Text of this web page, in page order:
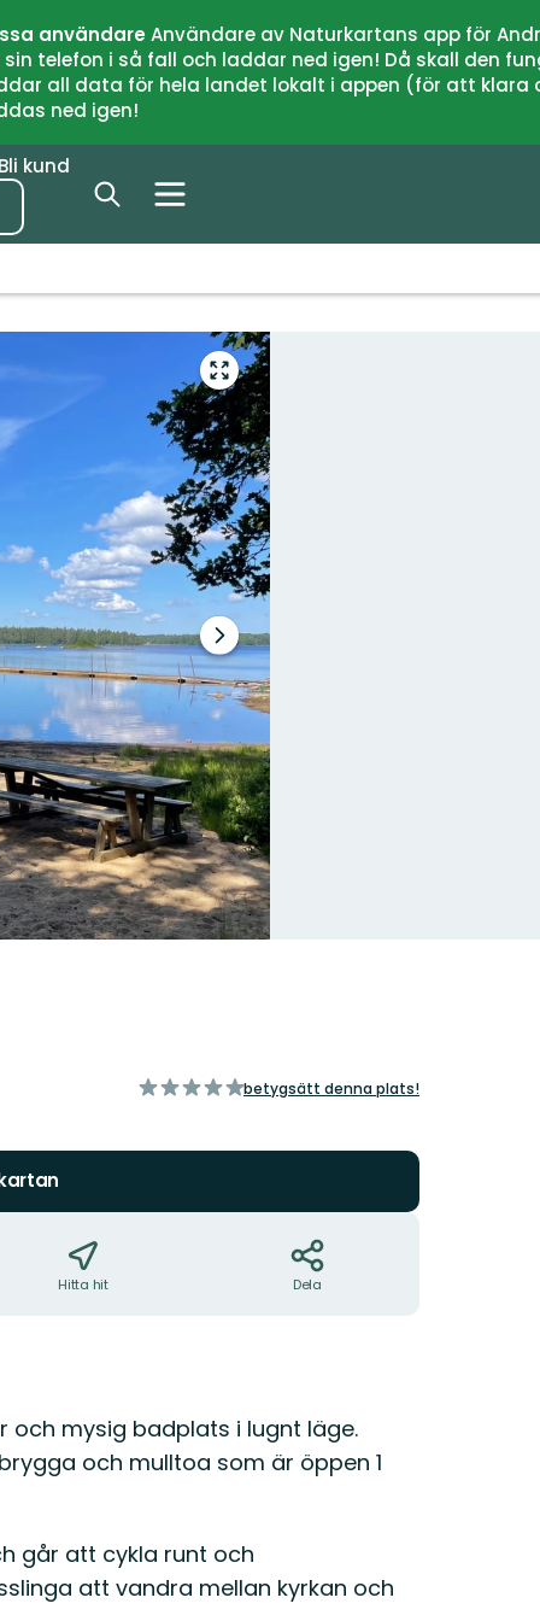
användareAnvändare av Naturkartans app för
telefon i så fall och laddar ned igen! Då skall den
all data för hela landet lokalt i appen (för att
ned igen!
Bli kund
Gå
till
helskärmsläge
Nästa
bildspel
av
betygsätt denna plats!
Hitta hit Dela
mysig badplats i lugnt läge.
och mulltoa som är öppen 1
går att cykla runt och
att vandra mellan kyrkan och